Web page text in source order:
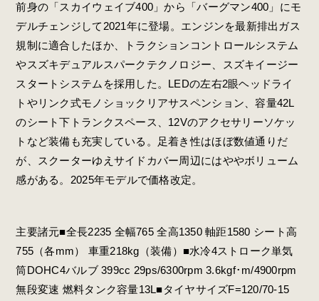
前身の「スカイウェイブ400」から「バーグマン400」にモ
デルチェンジして2021年に登場。エンジンを最新排出ガス
規制に適合したほか、トラクションコントロールシステム
やスズキデュアルスパークテクノロジー、スズキイージー
スタートシステムを採用した。LEDの左右2眼ヘッドライ
トやリンク式モノショックリアサスペンション、容量42L
のシート下トランクスペース、12Vのアクセサリーソケッ
トなど装備も充実している。足着き性はほぼ数値通りだ
が、スクーターゆえサイドカバー周辺にはややボリューム
感がある。2025年モデルで価格改定。
主要諸元■全長2235 全幅765 全高1350 軸距1580 シート高
755（各mm） 車重218kg（装備）■水冷4ストローク単気
筒DOHC4バルブ 399cc 29ps/6300rpm 3.6kgf･m/4900rpm
無段変速 燃料タンク容量13L■タイヤサイズF=120/70-15